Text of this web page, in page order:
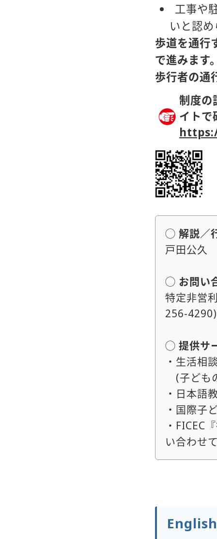
工事や
いと認
歩道を通行
で進みます
歩行者の通
制度の
イトで
◯ 解説／
戸田公久
◯ お問い
特定非営
256-4290)
◯ 提供サ
・生活相
(子ども
・日本語
・国際子
・FICEC
い合わせ